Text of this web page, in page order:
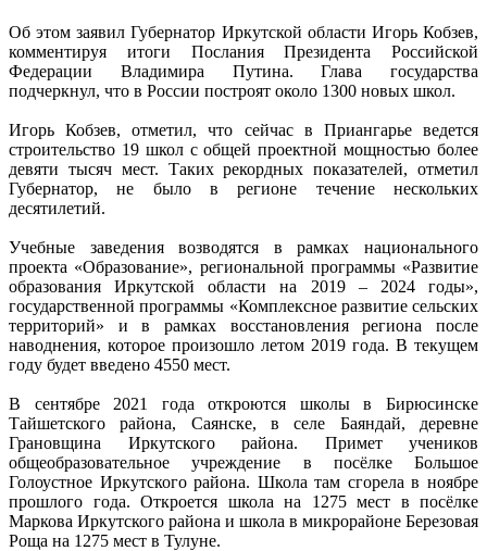
Об этом заявил Губернатор Иркутской области Игорь Кобзев,
комментируя итоги Послания Президента Российской
Федерации Владимира Путина. Глава государства
подчеркнул, что в России построят около 1300 новых школ.
Игорь Кобзев, отметил, что сейчас в Приангарье ведется
строительство 19 школ с общей проектной мощностью более
девяти тысяч мест. Таких рекордных показателей, отметил
Губернатор, не было в регионе течение нескольких
десятилетий.
Учебные заведения возводятся в рамках национального
проекта «Образование», региональной программы «Развитие
образования Иркутской области на 2019 – 2024 годы»,
государственной программы «Комплексное развитие сельских
территорий» и в рамках восстановления региона после
наводнения, которое произошло летом 2019 года. В текущем
году будет введено 4550 мест.
В сентябре 2021 года откроются школы в Бирюсинске
Тайшетского района, Саянске, в селе Баяндай, деревне
Грановщина Иркутского района. Примет учеников
общеобразовательное учреждение в посёлке Большое
Голоустное Иркутского района. Школа там сгорела в ноябре
прошлого года. Откроется школа на 1275 мест в посёлке
Маркова Иркутского района и школа в микрорайоне Березовая
Роща на 1275 мест в Тулуне.